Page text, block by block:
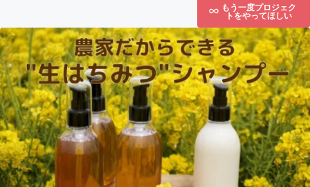
もう一度プロジェク
トをやってほしい